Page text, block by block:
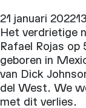
21 januari
Het verdrietige
Rafael Rojas
geboren in
van Dick
del West. We
met dit verlies.